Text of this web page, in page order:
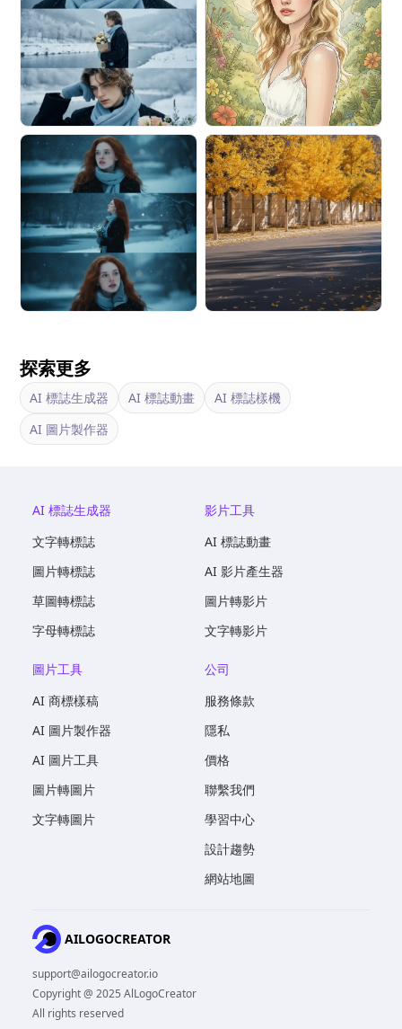
探索更多
AI 標誌生成器 AI 標誌動畫
AI 標誌樣機
AI 圖片製作器
AI 標誌生成器
文字轉標誌
圖片轉標誌
草圖轉標誌
字母轉標誌
影片工具
AI 標誌動畫
AI 影片產生器
圖片轉影片
文字轉影片
圖片工具
AI 商標樣稿
AI 圖片製作器
AI 圖片工具
圖片轉圖片
文字轉圖片
公司
服務條款
隱私
價格
聯繫我們
學習中心
設計趨勢
網站地圖
AILOGOCREATOR
support@ailogocreator.io
Copyright @ 2025 AlLogoCreator
All rights reserved